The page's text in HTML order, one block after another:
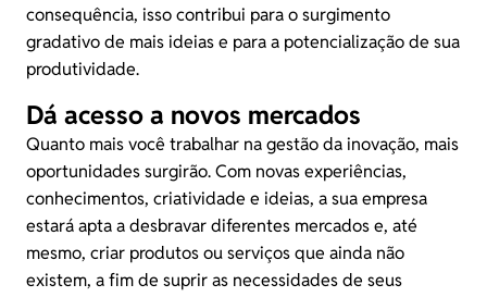
consequência, isso contribui para o surgimento
gradativo de mais ideias e para a potencialização de sua
produtividade.
Dá acesso a novos mercados
Quanto mais você trabalhar na gestão da inovação, mais
oportunidades surgirão. Com novas experiências,
conhecimentos, criatividade e ideias, a sua empresa
estará apta a desbravar diferentes mercados e, até
mesmo, criar produtos ou serviços que ainda não
existem, a fim de suprir as necessidades de seus